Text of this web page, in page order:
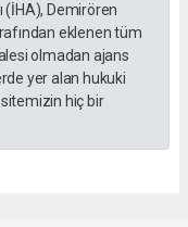
(İHA), Demirören
eklenen tüm
olmadan ajans
yer alan hukuki
hiç bir